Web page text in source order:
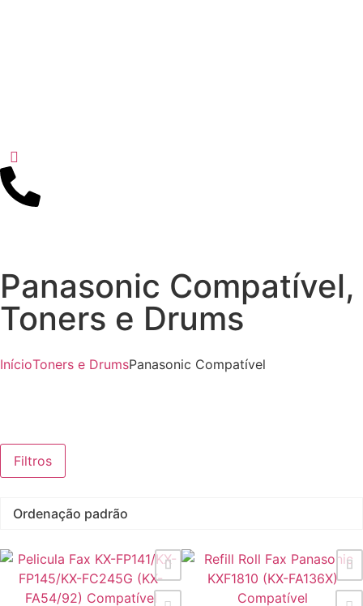
Panasonic Compatível,
Toners e Drums
InícioToners e DrumsPanasonic Compatível
Filtros